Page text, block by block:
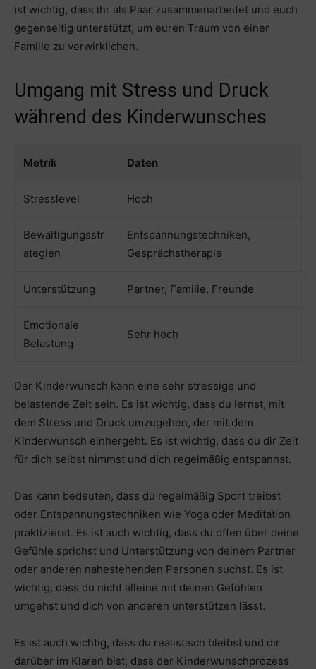
ist wichtig, dass ihr als Paar zusammenarbeitet und euch
gegenseitig unterstützt, um euren Traum von einer
Familie zu verwirklichen.
Umgang mit Stress und Druck
während des Kinderwunsches
Metrik Daten
Stresslevel Hoch
Bewältigungsstr
ategien
Entspannungstechniken,
Gesprächstherapie
Unterstützung Partner, Familie, Freunde
Emotionale
Belastung
Sehr hoch
Der Kinderwunsch kann eine sehr stressige und
belastende Zeit sein. Es ist wichtig, dass du lernst, mit
dem Stress und Druck umzugehen, der mit dem
Kinderwunsch einhergeht. Es ist wichtig, dass du dir Zeit
für dich selbst nimmst und dich regelmäßig entspannst.
Das kann bedeuten, dass du regelmäßig Sport treibst
oder Entspannungstechniken wie Yoga oder Meditation
praktizierst. Es ist auch wichtig, dass du offen über deine
Gefühle sprichst und Unterstützung von deinem Partner
oder anderen nahestehenden Personen suchst. Es ist
wichtig, dass du nicht alleine mit deinen Gefühlen
umgehst und dich von anderen unterstützen lässt.
Es ist auch wichtig, dass du realistisch bleibst und dir
darüber im Klaren bist, dass der Kinderwunschprozess